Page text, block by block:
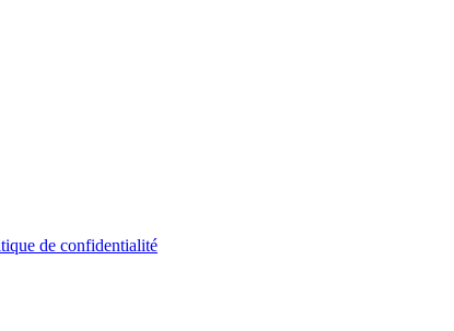
de confidentialité